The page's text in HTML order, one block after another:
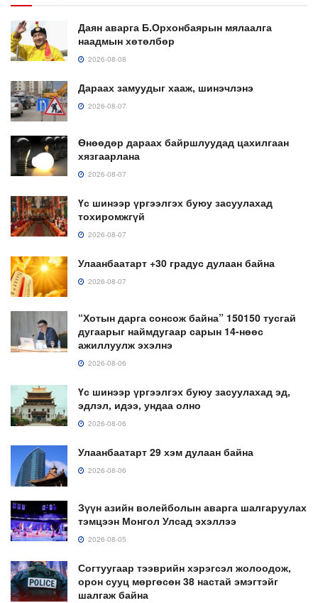
Даян аварга Б.Орхонбаярын мялаалга
наадмын хөтөлбөр
2026-08-08
Дараах замуудыг хааж, шинэчлэнэ
2026-08-07
Өнөөдөр дараах байршлуудад цахилгаан
хязгаарлана
2026-08-07
Үс шинээр үргээлгэх буюу засуулахад
тохиромжгүй
2026-08-07
Улаанбаатарт +30 градус дулаан байна
2026-08-07
“Хотын дарга сонсож байна” 150150 тусгай
дугаарыг наймдугаар сарын 14-нөөс
ажиллуулж эхэлнэ
2026-08-06
Үс шинээр үргээлгэх буюу засуулахад эд,
эдлэл, идээ, ундаа олно
2026-08-06
Улаанбаатарт 29 хэм дулаан байна
2026-08-06
Зүүн азийн волейболын аварга шалгаруулах
тэмцээн Монгол Улсад эхэллээ
2026-08-05
Согтуугаар тээврийн хэрэгсэл жолоодож,
орон сууц мөргөсөн 38 настай эмэгтэйг
шалгаж байна